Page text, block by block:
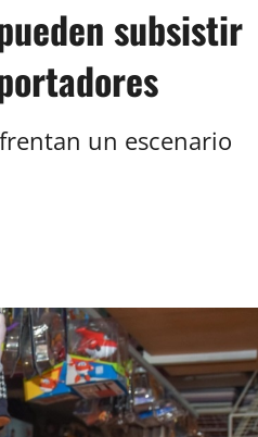
subsistir
un escenario